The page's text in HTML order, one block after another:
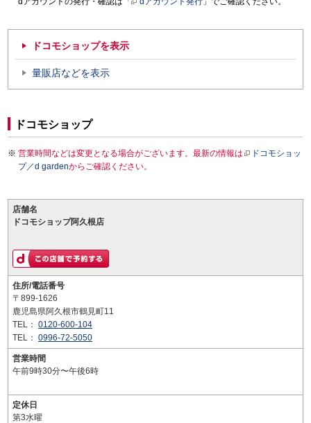
ドコモショップを表示
量販店などを表示
ドコモショップ
営業時間などは変更となる場合がございます。最新の情報は
ドコモショッ
プ／d gardenからご確認ください。
店舗名
ドコモショップ阿久根店
住所/電話番号
〒899-1626
鹿児島県阿久根市鶴見町11
TEL： 0120-600-104
TEL： 0996-72-5050
営業時間
午前9時30分〜午後6時
定休日
第3水曜